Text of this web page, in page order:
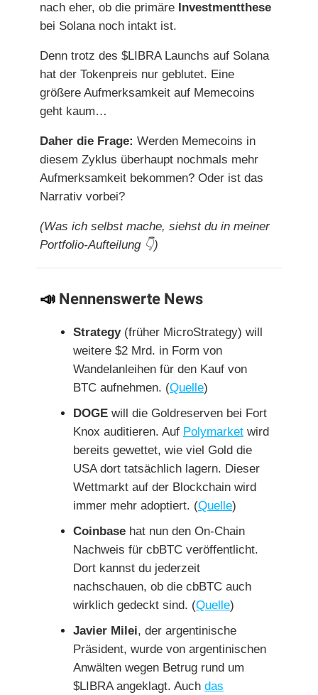
nach eher, ob die primäre Investmentthese
bei Solana noch intakt ist.
Denn trotz des $LIBRA Launchs auf Solana
hat der Tokenpreis nur geblutet. Eine
größere Aufmerksamkeit auf Memecoins
geht kaum…
Daher die Frage: Werden Memecoins in
diesem Zyklus überhaupt nochmals mehr
Aufmerksamkeit bekommen? Oder ist das
Narrativ vorbei?
(Was ich selbst mache, siehst du in meiner
Portfolio-Aufteilung 👇)
📣 Nennenswerte News
Strategy(früher MicroStrategy) will
weitere $2 Mrd. in Form von
Wandelanleihen für den Kauf von
BTC aufnehmen. (Quelle)
DOGE will die Goldreserven bei Fort
Knox auditieren. Auf Polymarket wird
bereits gewettet, wie viel Gold die
USA dort tatsächlich lagern. Dieser
Wettmarkt auf der Blockchain wird
immer mehr adoptiert. (Quelle)
Coinbase hat nun den On-Chain
Nachweis für cbBTC veröffentlicht.
Dort kannst du jederzeit
nachschauen, ob die cbBTC auch
wirklich gedeckt sind. (Quelle)
Javier Milei, der argentinische
Präsident, wurde von argentinischen
Anwälten wegen Betrug rund um
$LIBRA angeklagt. Auch das